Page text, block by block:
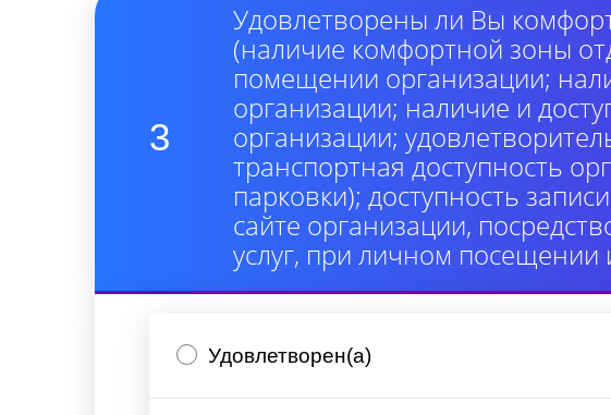
3
Удовлетворены ли Вы
(наличие комфортной зоны
помещении организации;
организации; наличие и
организации;
транспортная доступность
парковки); доступность
сайте организации,
услуг, при личном посещении
Удовлетворен(а)